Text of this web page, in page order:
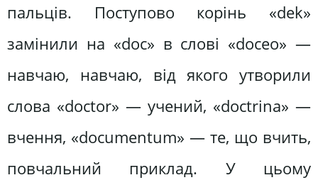
пальців. Поступово корінь «dek»
замінили на «doc» в слові «doceo» —
навчаю, навчаю, від якого утворили
слова «doctor» — учений, «doctrina» —
вчення, «documentum» — те, що вчить,
повчальний приклад. У цьому